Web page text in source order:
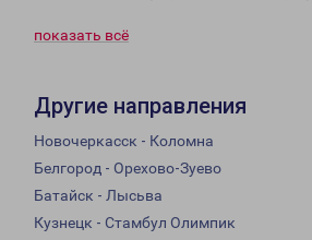
показать всё
Другие направления
Новочеркасск - Коломна
Белгород - Орехово-Зуево
Батайск - Лысьва
Кузнецк - Стамбул Олимпик